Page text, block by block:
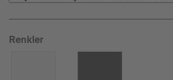
Renkler